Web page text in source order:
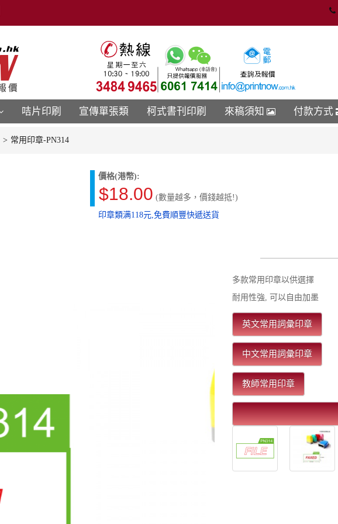
咭片印刷 宣傳單張類 柯式書刊印刷 來稿須知 付款方式
常用印章-PN314
價格(港幣):
$18.00 (數量越多，價錢越抵!)
印章類满118元,免費順豐快遞送貨
多款常用印章以供選擇
耐用性強, 可以自由加墨
英文常用詞彙印章
中文常用詞彙印章
教師常用印章